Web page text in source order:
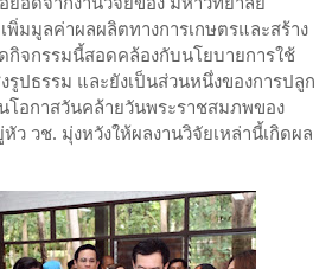
พิ่มมูลค่าผลผลิตทางการเกษตรและสร้าง
กิจกรรมนี้สอดคล้องกับนโยบายการใช้
รูปธรรม และยังเป็นส่วนหนึ่งของการปลูก
โอกาสวันคล้ายวันพระราชสมภพของ
ว วช. มุ่งหวังให้ผลงานวิจัยเหล่านี้เกิดผล